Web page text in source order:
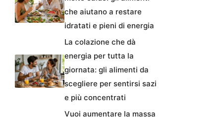
che aiutano a restare
idratati e pieni di energia
La colazione che dà
energia per tutta la
giornata: gli alimenti da
scegliere per sentirsi sazi
e più concentrati
Vuoi aumentare la massa